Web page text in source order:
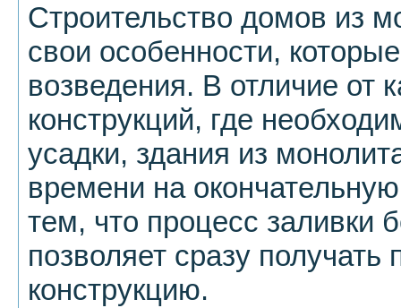
Строительство домов из
свои особенности,
возведения. В отличие от
конструкций, где
усадки, здания из
времени на
тем, что процесс заливки
позволяет сразу
конструкцию.